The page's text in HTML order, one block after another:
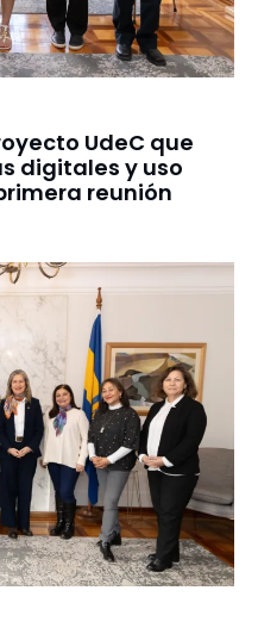
UdeC que
digitales y uso
reunión